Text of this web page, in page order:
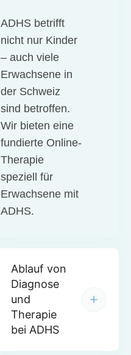
ADHS betrifft
nicht nur Kinder
– auch viele
Erwachsene in
der Schweiz
sind betroffen.
Wir bieten eine
fundierte Online-
Therapie
speziell für
Erwachsene mit
ADHS.
Ablauf von
Diagnose
und
Therapie
bei ADHS